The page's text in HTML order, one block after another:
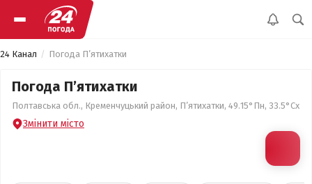
24 Канал Погода П’ятихатки
Погода П’ятихатки
Полтавська обл., Кременчуцький район, П’ятихатки, 49.15°Пн, 33.5°Сх
Змінити місто